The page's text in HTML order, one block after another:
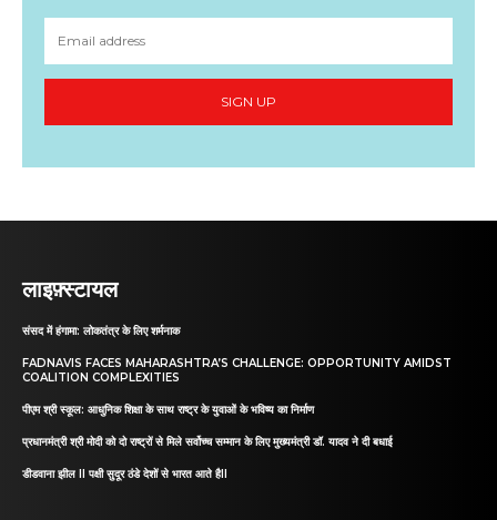
SIGN UP
लाइफ़्स्टायल
संसद में हंगामा: लोकतंत्र के लिए शर्मनाक
FADNAVIS FACES MAHARASHTRA’S CHALLENGE: OPPORTUNITY AMIDST
COALITION COMPLEXITIES
पीएम श्री स्कूल: आधुनिक शिक्षा के साथ राष्ट्र के युवाओं के भविष्य का निर्माण
प्रधानमंत्री श्री मोदी को दो राष्ट्रों से मिले सर्वोच्च सम्मान के लिए मुख्यमंत्री डॉ. यादव ने दी बधाई
डीडवाना झील II पक्षी सुदूर ठंडे देशों से भारत आते हैII